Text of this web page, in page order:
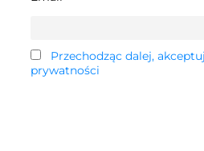
Przechodząc dalej,
prywatności